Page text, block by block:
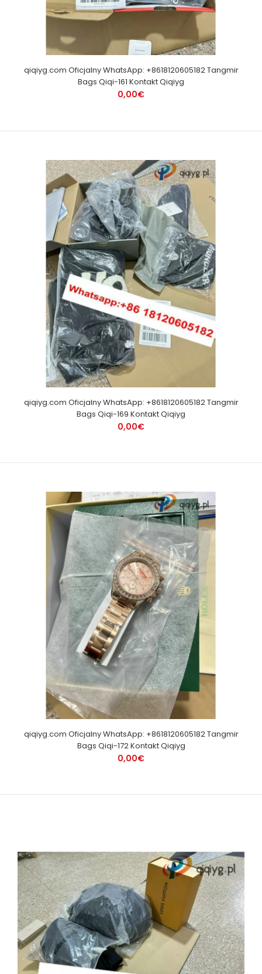
qiqiyg.com Oficjalny WhatsApp: +8618120605182 Tangmir
Bags Qiqi-161 Kontakt Qiqiyg
0,00€
qiqiyg.com Oficjalny WhatsApp: +8618120605182 Tangmir
Bags Qiqi-169 Kontakt Qiqiyg
0,00€
qiqiyg.com Oficjalny WhatsApp: +8618120605182 Tangmir
Bags Qiqi-172 Kontakt Qiqiyg
0,00€